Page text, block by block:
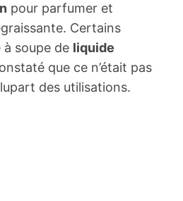
pour parfumer et
Certains
soupe de liquide
que ce n’était pas
des utilisations.